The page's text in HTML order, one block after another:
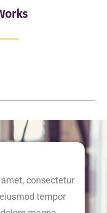
consectetur
tempor